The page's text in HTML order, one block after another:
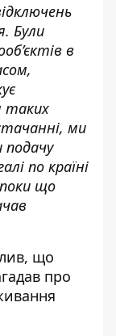
Були
в
таких
ми
по країні
що
що
про